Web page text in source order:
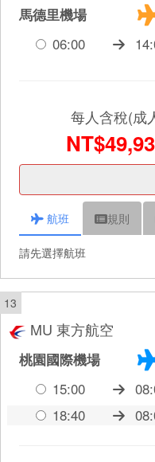
馬德里機場
06:00
每人含稅(成
航班 規則
請先選擇航班
13
MU 東方航空
桃園國際機場
15:00
18:40